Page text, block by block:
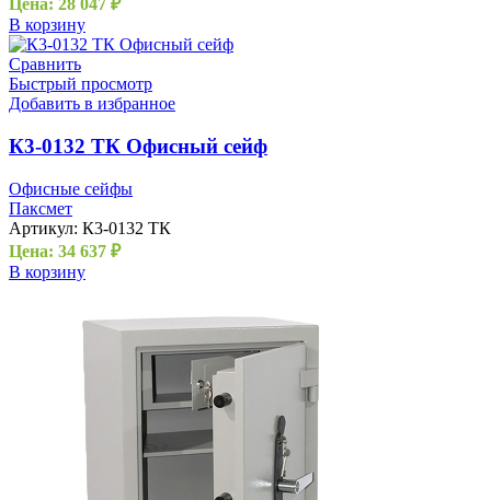
Цена: 28 047 ₽
В корзину
Сравнить
Быстрый просмотр
Добавить в избранное
К3-0132 ТК Офисный сейф
Офисные сейфы
Паксмет
Артикул: К3-0132 ТК
Цена: 34 637 ₽
В корзину